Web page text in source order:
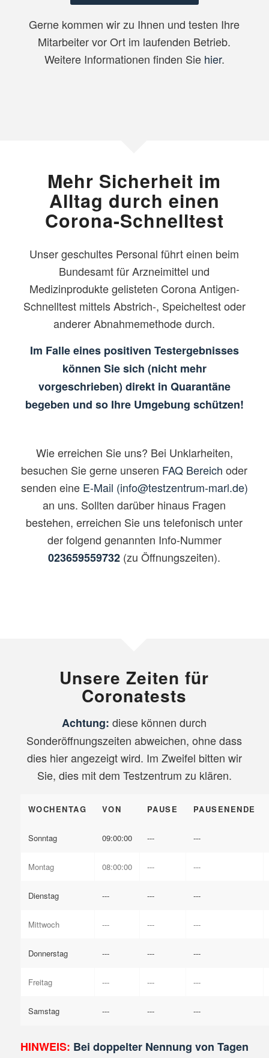
Gerne kommen wir zu Ihnen und testen Ihre
Mitarbeiter vor Ort im laufenden Betrieb.
Weitere Informationen finden Sie hier.
Mehr Sicherheit im
Alltag durch einen
Corona-Schnelltest
Unser geschultes Personal führt einen beim
Bundesamt für Arzneimittel und
Medizinprodukte gelisteten Corona Antigen-
Schnelltest mittels Abstrich-, Speicheltest oder
anderer Abnahmemethode durch.
Im Falle eines positiven Testergebnisses
können Sie sich (nicht mehr
vorgeschrieben) direkt in Quarantäne
begeben und so Ihre Umgebung schützen!
Wie erreichen Sie uns? Bei Unklarheiten,
besuchen Sie gerne unseren FAQ Bereich oder
senden eine E-Mail (info@testzentrum-marl.de)
an uns. Sollten darüber hinaus Fragen
bestehen, erreichen Sie uns telefonisch unter
der folgend genannten Info-Nummer
023659559732 (zu Öffnungszeiten).
Unsere Zeiten für
Coronatests
Achtung: diese können durch
Sonderöffnungszeiten abweichen, ohne dass
dies hier angezeigt wird. Im Zweifel bitten wir
Sie, dies mit dem Testzentrum zu klären.
WOCHENTAG VON PAUSE PAUSENENDE
Sonntag 09:00:00 --- ---
Montag 08:00:00 --- ---
Dienstag --- --- ---
Mittwoch --- --- ---
Donnerstag --- --- ---
Freitag --- --- ---
Samstag --- --- ---
HINWEIS: Bei doppelter Nennung von Tagen